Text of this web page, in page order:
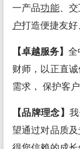
一产品功能、交
户打造便捷友
【卓越服务】全
财师，以正直
需求， 保护客
【品牌理念】
望通过对品质及